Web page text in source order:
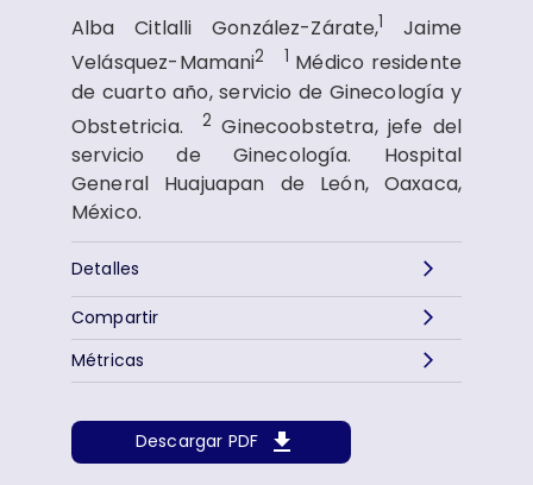
Alba Citlalli González-Zárate,1
Jaime
Velásquez-Mamani2 1 Médico residente
de cuarto año, servicio de Ginecología y
Obstetricia.2 Ginecoobstetra, jefe del
servicio de Ginecología. Hospital
General Huajuapan de León, Oaxaca,
México.
Detalles
Descargar PDF
Métricas
Compartir